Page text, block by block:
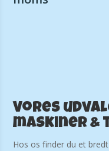
Vores
maskiner
Hos os finder du et